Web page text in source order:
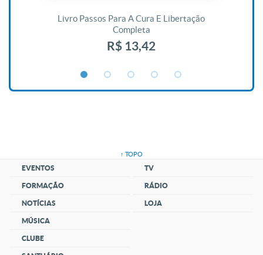
Livro Passos Para A Cura E Libertação
Completa
R$ 13,42
↑ TOPO
EVENTOS
FORMAÇÃO
NOTÍCIAS
MÚSICA
CLUBE
TV
RÁDIO
LOJA